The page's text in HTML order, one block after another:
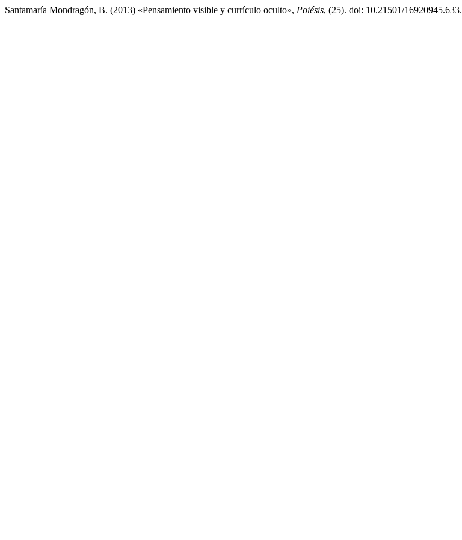
Santamaría Mondragón, B. (2013) «Pensamiento visible y currículo oculto», Poiésis, (25). doi: 10.21501/16920945.633.